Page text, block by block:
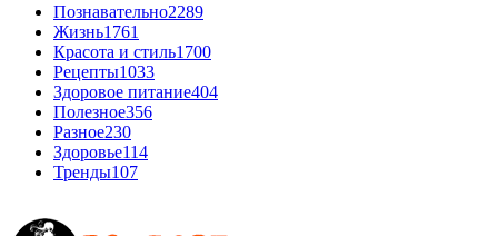
Познавательно2289
Жизнь1761
Красота и стиль1700
Рецепты1033
Здоровое питание404
Полезное356
Разное230
Здоровье114
Тренды107